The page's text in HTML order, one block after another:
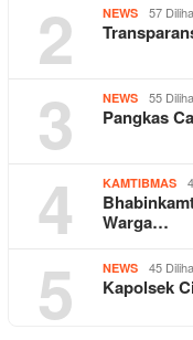
2 NEWS 57
3 NEWS 55
Pangkas
4 KAMTIBMAS
Warga…
5 NEWS 45
Kapolsek